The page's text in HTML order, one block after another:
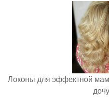
Локоны для эффектной